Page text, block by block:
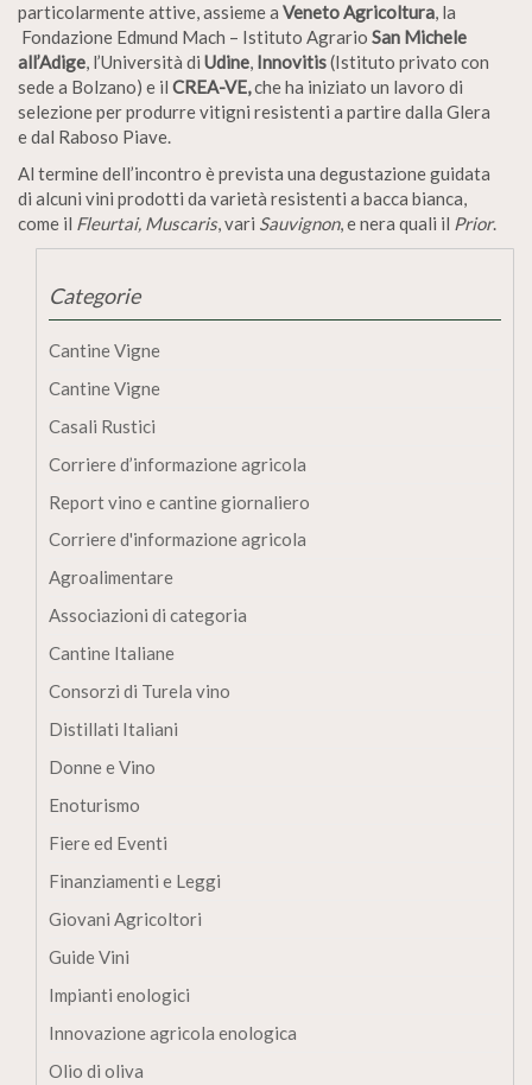
particolarmente attive, assieme a Veneto Agricoltura, la
Fondazione Edmund Mach – Istituto Agrario San Michele
all’Adige, l’Università di Udine, Innovitis(Istituto privato con
sede a Bolzano) e il CREA-VE,che ha iniziato un lavoro di
selezione per produrre vitigni resistenti a partire dalla Glera
e dal Raboso Piave.
Al termine dell’incontro è prevista una degustazione guidata
di alcuni vini prodotti da varietà resistenti a bacca bianca,
come il Fleurtai, Muscaris, vari Sauvignon, e nera quali il Prior.
Categorie
Cantine Vigne
Cantine Vigne
Casali Rustici
Corriere d’informazione agricola
Report vino e cantine giornaliero
Corriere d'informazione agricola
Agroalimentare
Associazioni di categoria
Cantine Italiane
Consorzi di Turela vino
Distillati Italiani
Donne e Vino
Enoturismo
Fiere ed Eventi
Finanziamenti e Leggi
Giovani Agricoltori
Guide Vini
Impianti enologici
Innovazione agricola enologica
Olio di oliva